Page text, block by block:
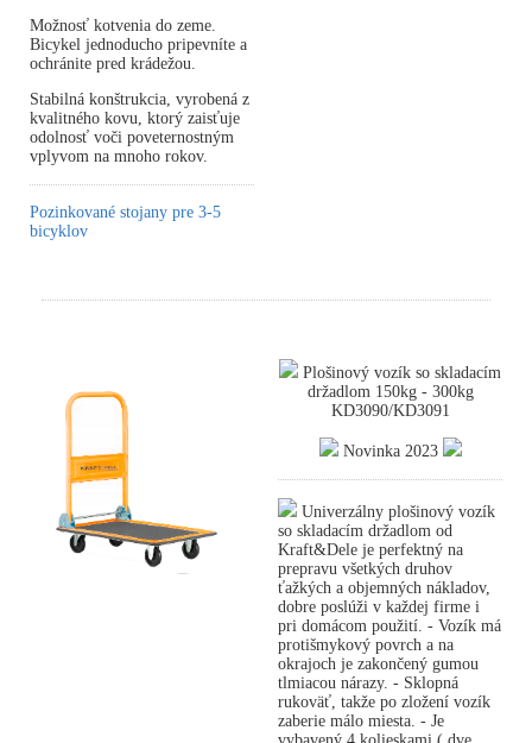
Možnosť kotvenia do zeme.
Bicykel jednoducho pripevníte a
ochránite pred krádežou.
Stabilná konštrukcia, vyrobená z
kvalitného kovu, ktorý zaisťuje
odolnosť voči poveternostným
vplyvom na mnoho rokov.
Pozinkované stojany pre 3-5
bicyklov
Plošinový vozík so skladacím
držadlom 150kg - 300kg
KD3090/KD3091
Novinka 2023
Univerzálny plošinový vozík
so skladacím držadlom od
Kraft&Dele je perfektný na
prepravu všetkých druhov
ťažkých a objemných nákladov,
dobre poslúži v každej firme i
pri domácom použití. - Vozík má
protišmykový povrch a na
okrajoch je zakončený gumou
tlmiacou nárazy. - Sklopná
rukoväť, takže po zložení vozík
zaberie málo miesta. - Je